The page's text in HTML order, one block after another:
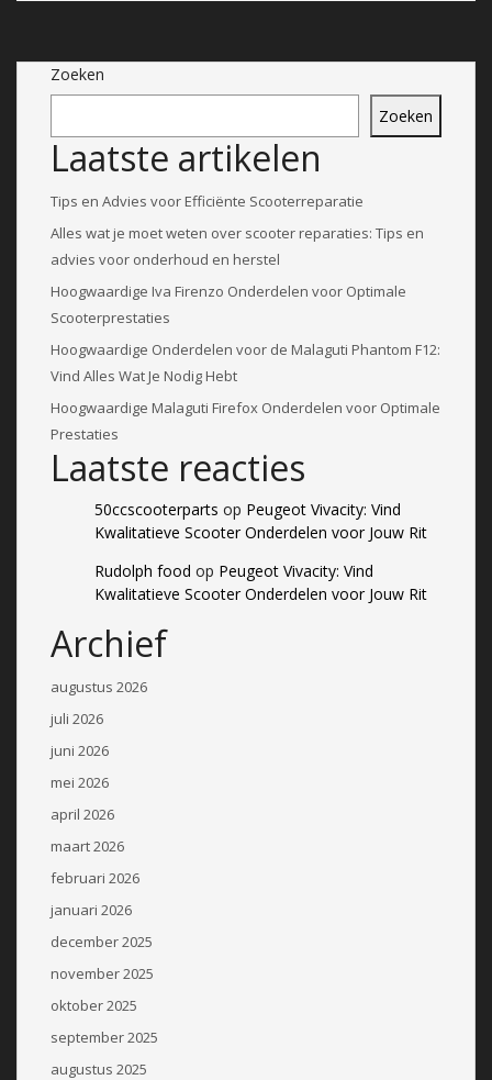
Zoeken
Zoeken
Laatste artikelen
Tips en Advies voor Efficiënte Scooterreparatie
Alles wat je moet weten over scooter reparaties: Tips en
advies voor onderhoud en herstel
Hoogwaardige Iva Firenzo Onderdelen voor Optimale
Scooterprestaties
Hoogwaardige Onderdelen voor de Malaguti Phantom F12:
Vind Alles Wat Je Nodig Hebt
Hoogwaardige Malaguti Firefox Onderdelen voor Optimale
Prestaties
Laatste reacties
50ccscooterparts op Peugeot Vivacity: Vind
Kwalitatieve Scooter Onderdelen voor Jouw Rit
Rudolph food op Peugeot Vivacity: Vind
Kwalitatieve Scooter Onderdelen voor Jouw Rit
Archief
augustus 2026
juli 2026
juni 2026
mei 2026
april 2026
maart 2026
februari 2026
januari 2026
december 2025
november 2025
oktober 2025
september 2025
augustus 2025